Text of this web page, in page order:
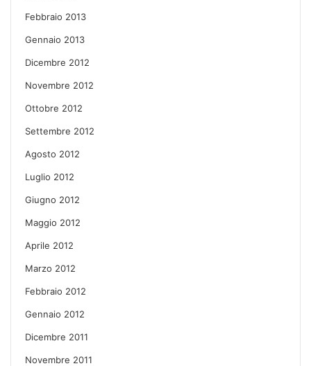
Febbraio 2013
Gennaio 2013
Dicembre 2012
Novembre 2012
Ottobre 2012
Settembre 2012
Agosto 2012
Luglio 2012
Giugno 2012
Maggio 2012
Aprile 2012
Marzo 2012
Febbraio 2012
Gennaio 2012
Dicembre 2011
Novembre 2011